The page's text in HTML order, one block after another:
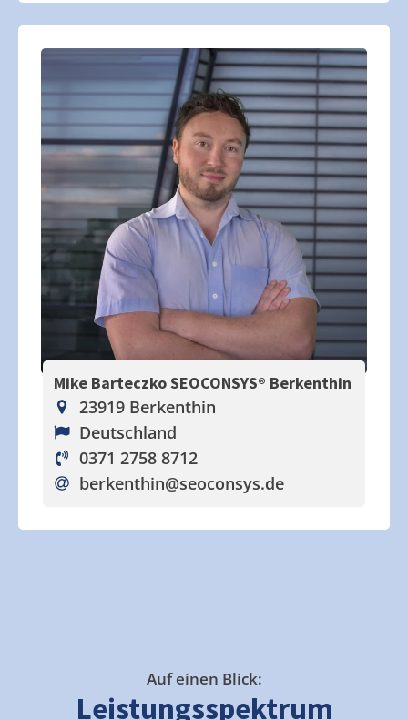
Mike Barteczko SEOCONSYS® Berkenthin
23919 Berkenthin
Deutschland
0371 2758 8712
berkenthin@seoconsys.de
Auf einen Blick:
Leistungsspektrum